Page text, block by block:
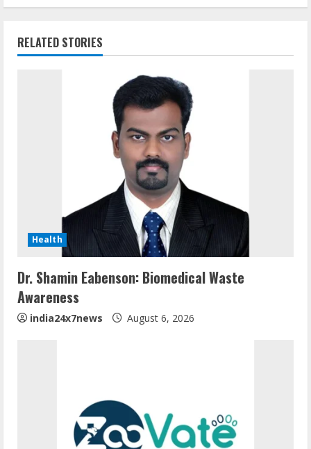
RELATED STORIES
Health
Dr. Shamin Eabenson: Biomedical Waste
Awareness
india24x7news August 6, 2026